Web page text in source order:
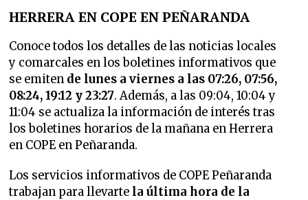
HERRERA EN COPE EN PEÑARANDA
Conoce todos los detalles de las noticias locales
y comarcales en los boletines informativos que
se emiten de lunes a viernes a las 07:26, 07:56,
08:24, 19:12 y 23:27. Además, a las 09:04, 10:04 y
11:04 se actualiza la información de interés tras
los boletines horarios de la mañana en Herrera
en COPE en Peñaranda.
Los servicios informativos de COPE Peñaranda
trabajan para llevarte la última hora de la